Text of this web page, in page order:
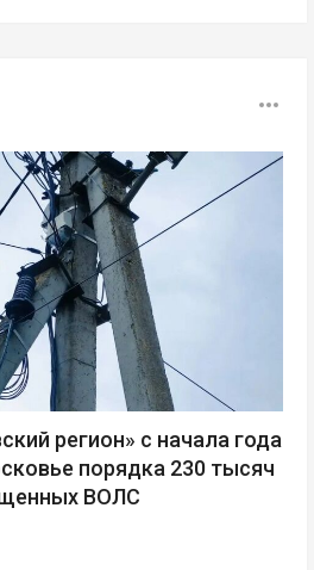
регион» с начала года
порядка 230 тысяч
ВОЛС